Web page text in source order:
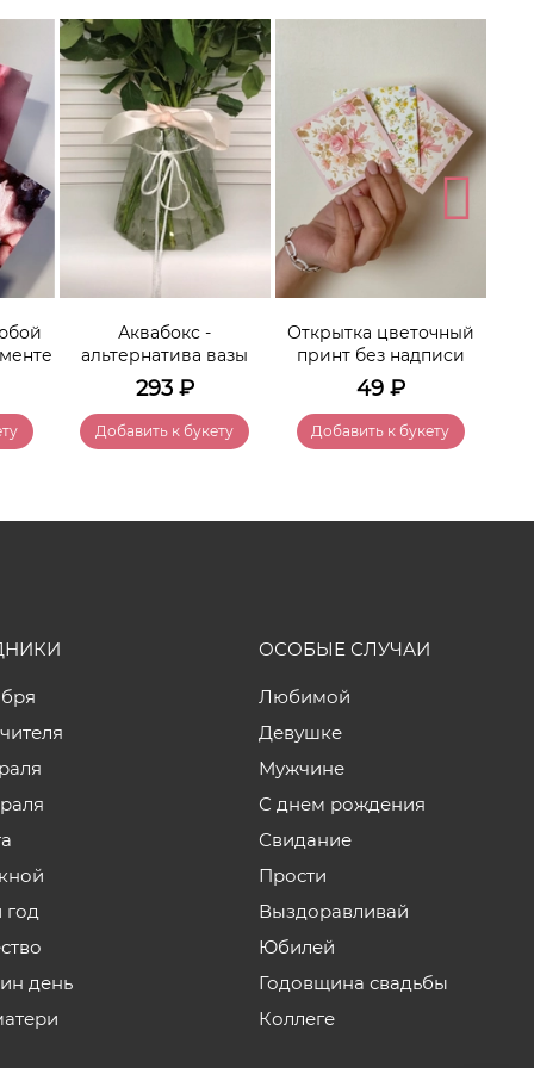
Аквабокс -
альтернатива вазы
293₽
Добавить к букету
Открытка цветочный
принт без надписи
49₽
Добавить к букету
год
день
ОСОБЫЕ СЛУЧАИ
Любимой
Девушке
Мужчине
С днем рождения
Свидание
Прости
Выздоравливай
Юбилей
Годовщина свадьбы
Коллеге